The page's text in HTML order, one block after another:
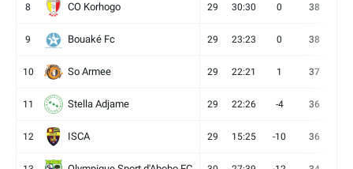
8 CO Korhogo 29 30:30 0 38
9 Bouaké Fc 29 23:23 0 38
10 So Armee 29 22:21 1 37
11 Stella Adjame 29 22:26 -4 36
12 ISCA 29 15:25 -10 36